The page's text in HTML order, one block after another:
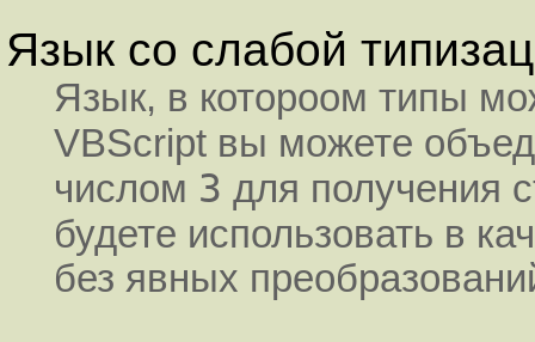
Язык со слабой
Язык, в котороом типы
VBScript вы можете
числом 3 для получения
будете использовать в
без явных